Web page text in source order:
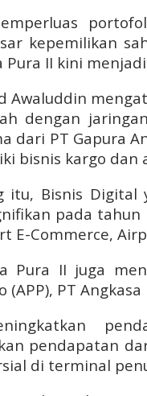
kepemilikan
Pura II kini
Awaluddin
dengan
dari PT Gapura
bisnis kargo
itu, Bisnis Digital
pada
E-Commerce,
Pura II juga
PT Angkasa
pendapatan
di terminal